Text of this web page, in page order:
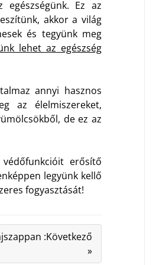
Ez az
akkor a világ
és tegyünk meg
lehet az egészség
annyi hasznos
az élelmiszereket,
de ez az
erősítő
legyünk kellő
fogyasztását!
:Következő
»